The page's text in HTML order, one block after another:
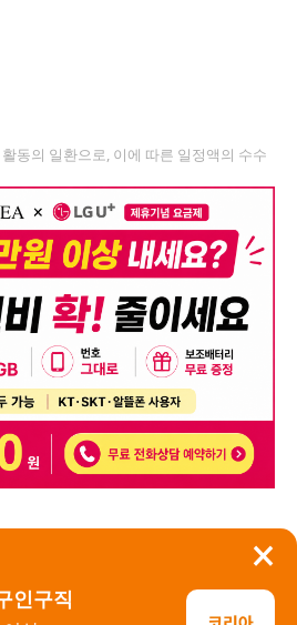
×
인구직
동의 일환으로, 이에 따른 일정액의 수수